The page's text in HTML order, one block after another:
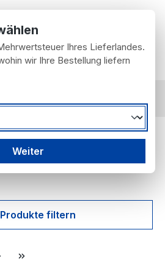
Du hast 0
Produkte filtern
Ihres Lieferlandes.
wir Ihre Bestellung liefern
Weiter